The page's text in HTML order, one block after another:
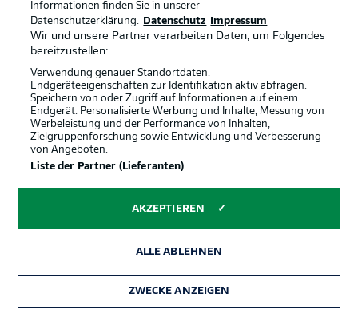
Erste Minuten für Theate?
Der Frankfurter saß beim 1:1 gegen Ägypten 90
Minuten lang auf der Bank – und heute?
Premiere
Erstmals überhaupt findet dieses Duell statt.
Iran erfolgreicher
In Sachen Titel hat wiederum der asiatische Teilnehmer
die Nase vorn: Dreimal wurde Iran Asienmeister (1968,
Olympiagewinn von 1920.
Klare Favoritenrolle?
Auch wenn Belgien laut einigen Experten nicht mehr
Informationen finden Sie in unserer
Datenschutzerklärung.
Datenschutz Impressum
Wir und unsere Partner verarbeiten Daten, um Folgendes
bereitzustellen:
Verwendung genauer Standortdaten.
Endgeräteeigenschaften zur Identifikation aktiv abfragen.
Speichern von oder Zugriff auf Informationen auf einem
Endgerät. Personalisierte Werbung und Inhalte, Messung von
Werbeleistung und der Performance von Inhalten,
Zielgruppenforschung sowie Entwicklung und Verbesserung
von Angeboten.
Liste der Partner (Lieferanten)
AKZEPTIEREN
ALLE ABLEHNEN
ZWECKE ANZEIGEN